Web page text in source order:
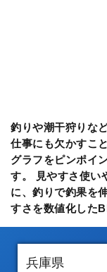
釣りや潮干狩りな
仕事にも欠かすこ
グラフをピンポイ
す。 見やすさ使い
に、釣りで釣果を
すさを数値化した